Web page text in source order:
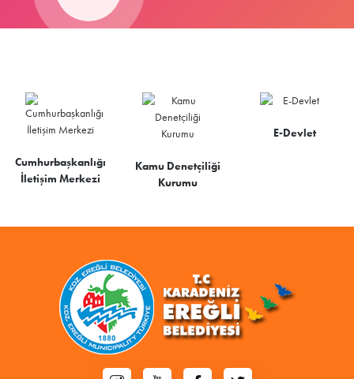
Cumhurbaşkanlığı
İletişim Merkezi
Kamu Denetçiliği
Kurumu
E-Devlet